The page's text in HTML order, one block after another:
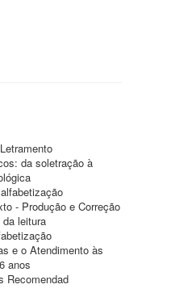
da soletração à
- Produção e Correção
leitura
e o Atendimento às
anos
Recomendad